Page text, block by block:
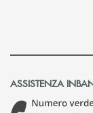
ASSISTENZA